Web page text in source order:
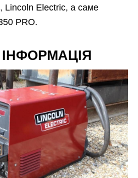
Lincoln Electric, а саме
PRO.